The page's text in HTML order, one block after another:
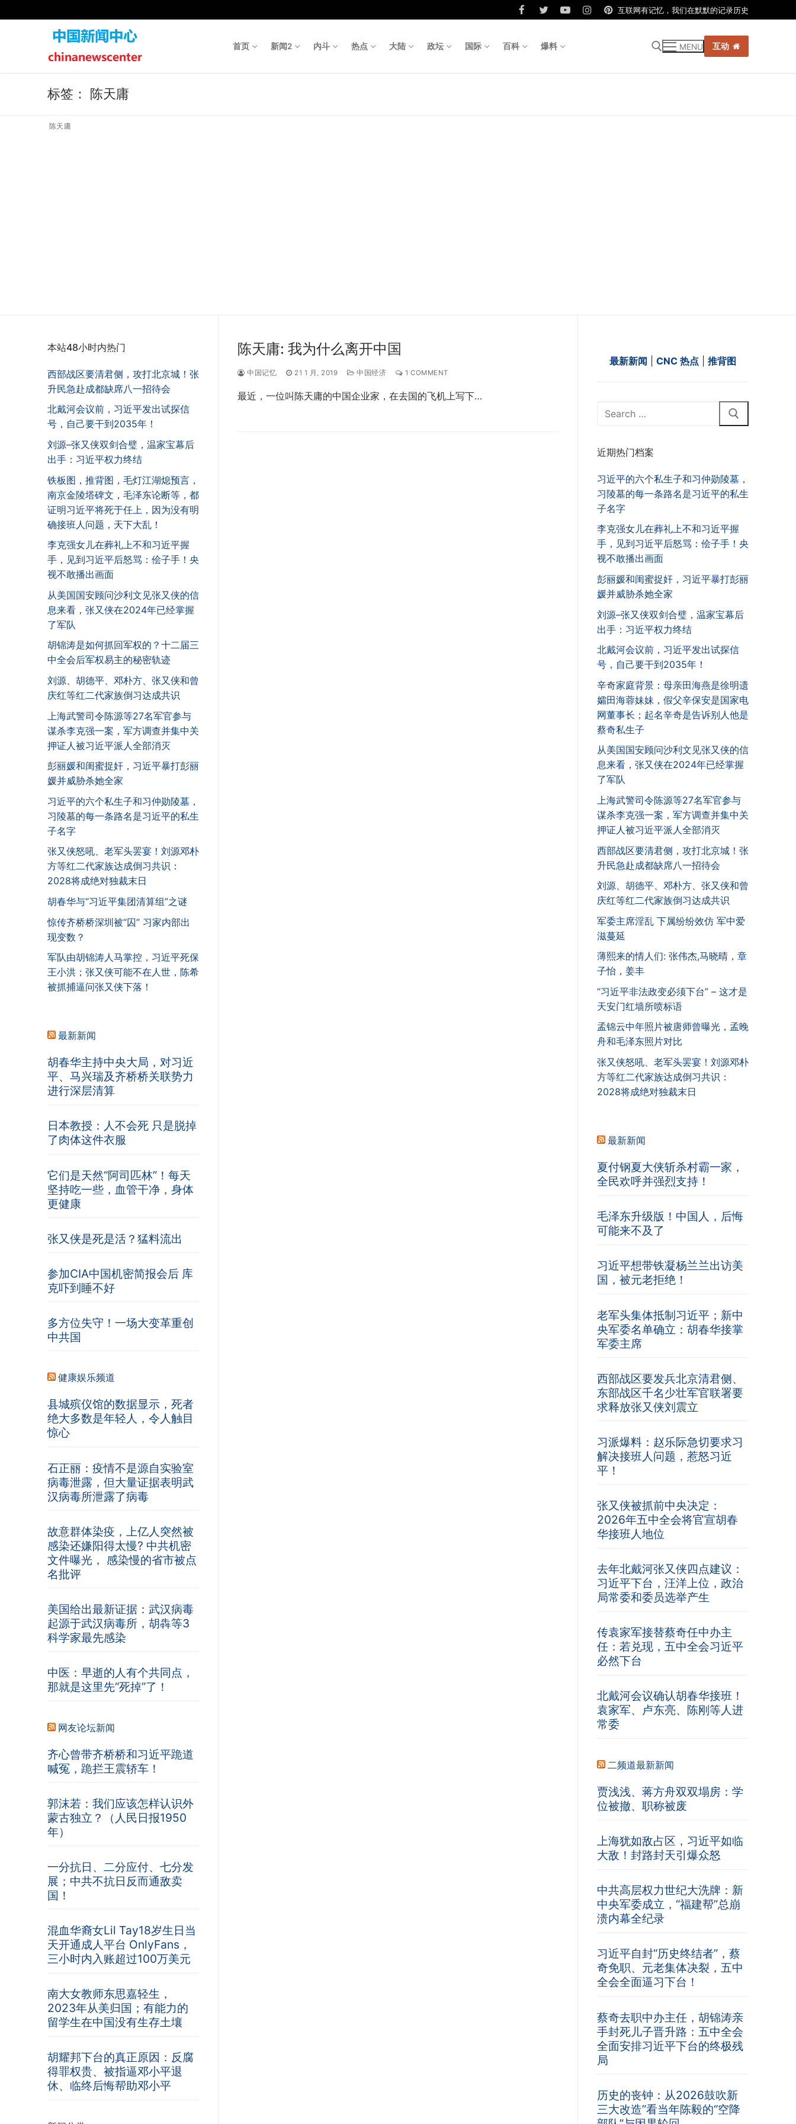
to
互联网有记忆，我们在默默的记录历史
首页 新闻2 内斗 热点 大陆 政坛 国际 百科 爆料 MENU 互动
标签： 陈天庸
陈天庸
陈天庸: 我为什么离开中国
中国记忆 21 1 月, 2019 中国经济 1 COMMENT
最近，一位叫陈天庸的中国企业家，在去国的飞机上写下…
最新新闻 CNC 热点 推背图
Search
近期热门档案
习近平的六个私生子和习仲勋陵墓，
习陵墓的每一条路名是习近平的私生
子名字
李克强女儿在葬礼上不和习近平握
手，见到习近平后怒骂：侩子手！央
视不敢播出画面
彭丽媛和闺蜜捉奸，习近平暴打彭丽
媛并威胁杀她全家
刘源–张又侠双剑合璧，温家宝幕后
出手：习近平权力终结
北戴河会议前，习近平发出试探信
号，自己要干到2035年！
辛奇家庭背景：母亲田海燕是徐明遗
孀田海蓉妹妹，假父辛保安是国家电
网董事长；起名辛奇是告诉别人他是
蔡奇私生子
从美国国安顾问沙利文见张又侠的信
息来看，张又侠在2024年已经掌握
了军队
上海武警司令陈源等27名军官参与
谋杀李克强一案，军方调查并集中关
押证人被习近平派人全部消灭
西部战区要清君侧，攻打北京城！张
升民急赴成都缺席八一招待会
刘源、胡德平、邓朴方、张又侠和曾
庆红等红二代家族倒习达成共识
军委主席淫乱 下属纷纷效仿 军中爱
滋蔓延
薄熙来的情人们: 张伟杰,马晓晴，章
子怡，姜丰
“习近平非法政变必须下台” – 这才是
天安门红墙所喷标语
孟锦云中年照片被唐师曾曝光，孟晚
舟和毛泽东照片对比
张又侠怒吼、老军头罢宴！刘源邓朴
方等红二代家族达成倒习共识：
2028将成绝对独裁末日
最新新闻
夏付钢夏大侠斩杀村霸一家，
全民欢呼并强烈支持！
毛泽东升级版！中国人，后悔
可能来不及了
习近平想带铁凝杨兰兰出访美
国，被元老拒绝！
老军头集体抵制习近平；新中
央军委名单确立：胡春华接掌
军委主席
西部战区要发兵北京清君侧、
东部战区千名少壮军官联署要
求释放张又侠刘震立
习派爆料：赵乐际急切要求习
解决接班人问题，惹怒习近
平！
张又侠被抓前中央决定：
2026年五中全会将官宣胡春
华接班人地位
去年北戴河张又侠四点建议：
习近平下台，汪洋上位，政治
局常委和委员选举产生
传袁家军接替蔡奇任中办主
任：若兑现，五中全会习近平
必然下台
北戴河会议确认胡春华接班！
袁家军、卢东亮、陈刚等人进
常委
二频道最新新闻
贾浅浅、蒋方舟双双塌房：学
位被撤、职称被废
上海犹如敌占区，习近平如临
大敌！封路封天引爆众怒
中共高层权力世纪大洗牌：新
中央军委成立，“福建帮”总崩
溃内幕全纪录
习近平自封“历史终结者”，蔡
奇免职、元老集体决裂，五中
全会全面逼习下台！
蔡奇去职中办主任，胡锦涛亲
手封死儿子晋升路：五中全会
全面安排习近平下台的终极残
局
历史的丧钟：从2026鼓吹新
三大改造”看当年陈毅的“空降
本站48小时内热门
西部战区要清君侧，攻打北京城！张
升民急赴成都缺席八一招待会
北戴河会议前，习近平发出试探信
号，自己要干到2035年！
刘源–张又侠双剑合璧，温家宝幕后
出手：习近平权力终结
铁板图，推背图，毛灯江湖熄预言，
南京金陵塔碑文，毛泽东论断等，都
证明习近平将死于任上，因为没有明
确接班人问题，天下大乱！
李克强女儿在葬礼上不和习近平握
手，见到习近平后怒骂：侩子手！央
视不敢播出画面
从美国国安顾问沙利文见张又侠的信
息来看，张又侠在2024年已经掌握
了军队
胡锦涛是如何抓回军权的？十二届三
中全会后军权易主的秘密轨迹
刘源、胡德平、邓朴方、张又侠和曾
庆红等红二代家族倒习达成共识
上海武警司令陈源等27名军官参与
谋杀李克强一案，军方调查并集中关
押证人被习近平派人全部消灭
彭丽媛和闺蜜捉奸，习近平暴打彭丽
媛并威胁杀她全家
习近平的六个私生子和习仲勋陵墓，
习陵墓的每一条路名是习近平的私生
子名字
张又侠怒吼、老军头罢宴！刘源邓朴
方等红二代家族达成倒习共识：
2028将成绝对独裁末日
胡春华与“习近平集团清算组”之谜
惊传齐桥桥深圳被“囚” 习家内部出
现变数？
军队由胡锦涛人马掌控，习近平死保
王小洪；张又侠可能不在人世，陈希
被抓捕逼问张又侠下落！
最新新闻
胡春华主持中央大局，对习近
平、马兴瑞及齐桥桥关联势力
进行深层清算
日本教授：人不会死 只是脱掉
了肉体这件衣服
它们是天然“阿司匹林”！每天
坚持吃一些，血管干净，身体
更健康
张又侠是死是活？猛料流出
参加CIA中国机密简报会后 库
克吓到睡不好
多方位失守！一场大变革重创
中共国
健康娱乐频道
县城殡仪馆的数据显示，死者
绝大多数是年轻人，令人触目
惊心
石正丽：疫情不是源自实验室
病毒泄露，但大量证据表明武
汉病毒所泄露了病毒
故意群体染疫，上亿人突然被
感染还嫌阳得太慢? 中共机密
文件曝光， 感染慢的省市被点
名批评
美国给出最新证据：武汉病毒
起源于武汉病毒所，胡犇等3
科学家最先感染
中医：早逝的人有个共同点，
那就是这里先“死掉”了！
网友论坛新闻
齐心曾带齐桥桥和习近平跪道
喊冤，跪拦王震轿车！
郭沫若：我们应该怎样认识外
蒙古独立？（人民日报1950
年）
一分抗日、二分应付、七分发
展；中共不抗日反而通敌卖
国！
混血华裔女Lil Tay18岁生日当
天开通成人平台 OnlyFans，
三小时内入账超过100万美元
南大女教师东思嘉轻生，
2023年从美归国；有能力的
留学生在中国没有生存土壤
胡耀邦下台的真正原因：反腐
得罪权贵、被指逼邓小平退
休、临终后悔帮助邓小平